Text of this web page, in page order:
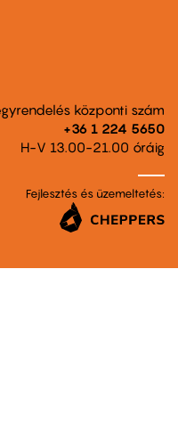
központi szám
+36 1 224 5650
H-V 13.00-21.00 óráig
Fejlesztés és üzemeltetés: